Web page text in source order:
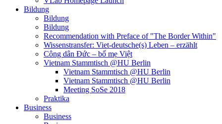
Bildung
Bildung
Bildung
Recommendation with Preface of "The Border Within"
Wissenstransfer: Viet-deutsche(s) Leben – erzählt
Công dân Đức – bố mẹ Việt
Vietnam Stammtisch @HU Berlin
Vietnam Stammtisch @HU Berlin
Vietnam Stammtisch @HU Berlin
Meeting SoSe 2018
Praktika
Business
Business